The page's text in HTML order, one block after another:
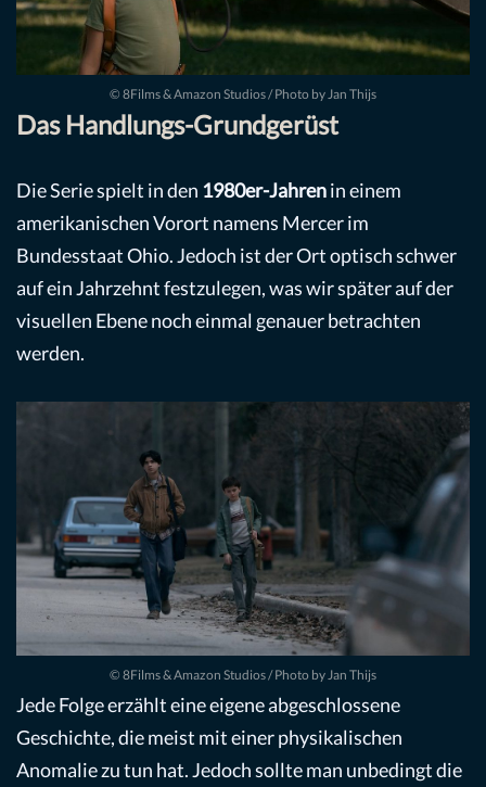
© 8Films & Amazon Studios / Photo by Jan Thijs
Das Handlungs-Grundgerüst
Die Serie spielt in den 1980er-Jahrenin einem
amerikanischen Vorort namens Mercer im
Bundesstaat Ohio. Jedoch ist der Ort optisch schwer
auf ein Jahrzehnt festzulegen, was wir später auf der
visuellen Ebene noch einmal genauer betrachten
werden.
© 8Films & Amazon Studios / Photo by Jan Thijs
Jede Folge erzählt eine eigene abgeschlossene
Geschichte, die meist mit einer physikalischen
Anomalie zu tun hat. Jedoch sollte man unbedingt die